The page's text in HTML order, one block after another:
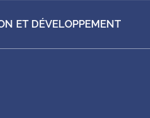
ET DÉVELOPPEMENT